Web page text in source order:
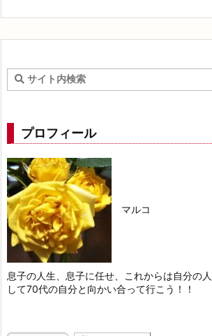
プロフィール
マルコ
息子の人生、息子に任せ、これからは自分の
して70代の自分と向かい合って行こう！！